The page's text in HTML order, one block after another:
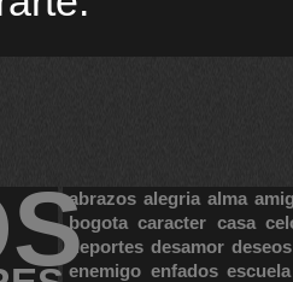
abrazos alegria alma
bogota caracter casa
deportes desamor deseos
enemigo enfados escuela